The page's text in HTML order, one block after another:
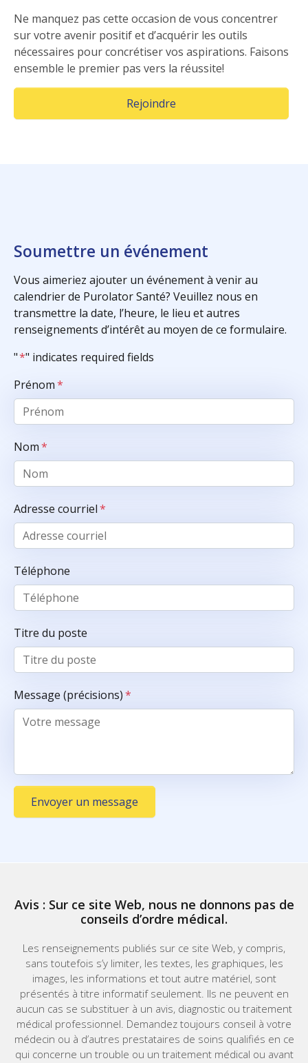
Ne manquez pas cette occasion de vous concentrer
sur votre avenir positif et d’acquérir les outils
nécessaires pour concrétiser vos aspirations. Faisons
ensemble le premier pas vers la réussite!
Rejoindre
Soumettre un événement
Vous aimeriez ajouter un événement à venir au
calendrier de Purolator Santé? Veuillez nous en
transmettre la date, l’heure, le lieu et autres
renseignements d’intérêt au moyen de ce formulaire.
"*" indicates required fields
Prénom*
Nom*
Adresse courriel*
Téléphone
Titre du poste
Message (précisions)*
Envoyer un message
Avis : Sur ce site Web, nous ne donnons pas de
conseils d’ordre médical.
Les renseignements publiés sur ce site Web, y compris,
sans toutefois s’y limiter, les textes, les graphiques, les
images, les informations et tout autre matériel, sont
présentés à titre informatif seulement. Ils ne peuvent en
aucun cas se substituer à un avis, diagnostic ou traitement
médical professionnel. Demandez toujours conseil à votre
médecin ou à d’autres prestataires de soins qualifiés en ce
qui concerne un trouble ou un traitement médical ou avant